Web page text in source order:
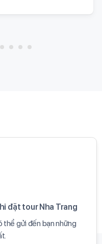
đặt tour Nha Trang​
thể gửi đến bạn những